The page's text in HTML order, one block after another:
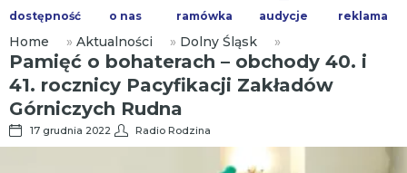
treści
dostępność o nas ramówka audycje reklama
Home » Aktualności » Dolny Śląsk »
Pamięć o bohaterach – obchody 40. i
41. rocznicy Pacyfikacji Zakładów
Górniczych Rudna
17 grudnia 2022 Radio Rodzina